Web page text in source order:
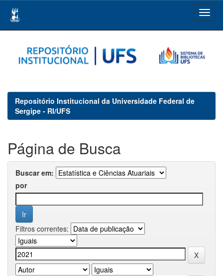
navigation
Repositório Institucional da Universidade Federal de
Sergipe - RI/UFS
Página de Busca
Buscar em:
por
Filtros correntes: